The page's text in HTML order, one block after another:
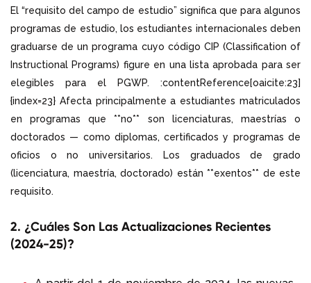
El “requisito del campo de estudio” significa que para algunos
programas de estudio, los estudiantes internacionales deben
graduarse de un programa cuyo código CIP (Classification of
Instructional Programs) figure en una lista aprobada para ser
elegibles para el PGWP. :contentReference[oaicite:23]
{index=23} Afecta principalmente a estudiantes matriculados
en programas que **no** son licenciaturas, maestrías o
doctorados — como diplomas, certificados y programas de
oficios o no universitarios. Los graduados de grado
(licenciatura, maestría, doctorado) están **exentos** de este
requisito.
2. ¿Cuáles Son Las Actualizaciones Recientes
(2024-25)?